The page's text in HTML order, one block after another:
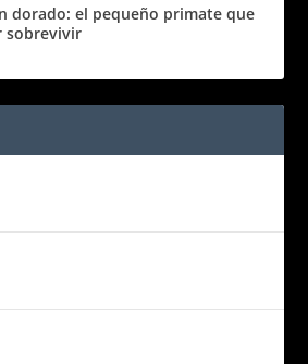
dorado: el pequeño primate que
sobrevivir